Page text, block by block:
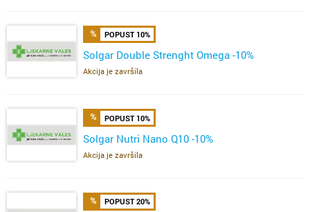
POPUST 10%
Solgar Double Strenght Omega -10%
Akcija je završila
POPUST 10%
Solgar Nutri Nano Q10 -10%
Akcija je završila
POPUST 20%